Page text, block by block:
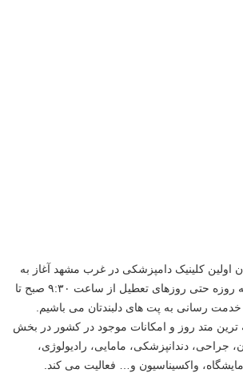
به عنوان اولین کلینیک دامپزشکی در غرب مشهد آغاز به
فعالیت کرده ایم و همه روزه حتی روزهای تعطیل از ساعت ۹:۳۰ صبح تا
ترین متد روز و امکانات موجود در کشور در بخش
جراحی، دندانپزشکی، مامایی، رادیولوژی،
واکسیناسیون و… فعالیت می کند.